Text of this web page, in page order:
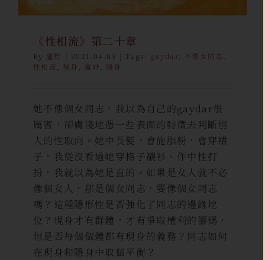
《性相流》第二十章
By 盧妤 2021.04.03 Tags: gaydar 不像女同志
性相流
現身 盧妤 隱身
她不像個女同志，我以為自己的gaydar很
厲害，卻膚淺地憑一些表面的特徵去判斷別
人的性取向。她中長髮，會施脂粉，會穿裙
子，我從沒看過她穿格子襯衫、作中性打
扮，我就以為她是直的。如果是女人就不必
像個女人，那是個女同志，要像個女同志
嗎？這種隱形性是否強化了同志的邊緣地
位？現身才有群體，才有爭取權利的籌碼，
但是否每個個體都有現身的義務？同志如何
在現身和隱身中取個平衡？